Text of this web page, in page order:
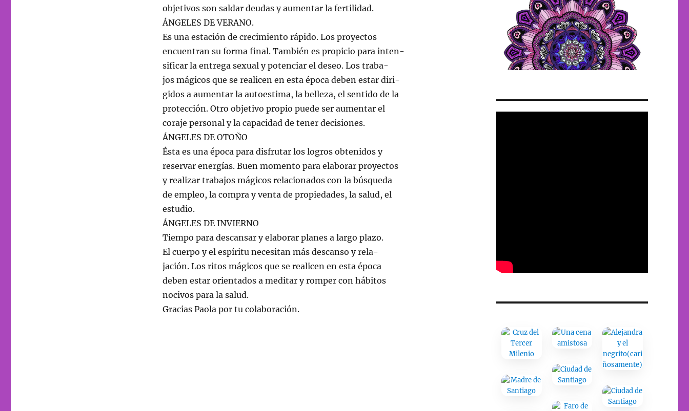
objetivos son saldar deudas y aumentar la fertilidad.
ÁNGELES DE VERANO.
Es una estación de crecimiento rápido. Los proyectos
encuentran su forma final. También es propicio para inten-
sificar la entrega sexual y potenciar el deseo. Los traba-
jos mágicos que se realicen en esta época deben estar diri-
gidos a aumentar la autoestima, la belleza, el sentido de la
protección. Otro objetivo propio puede ser aumentar el
coraje personal y la capacidad de tener decisiones.
ÁNGELES DE OTOÑO
Ésta es una época para disfrutar los logros obtenidos y
reservar energías. Buen momento para elaborar proyectos
y realizar trabajos mágicos relacionados con la búsqueda
de empleo, la compra y venta de propiedades, la salud, el
estudio.
ÁNGELES DE INVIERNO
Tiempo para descansar y elaborar planes a largo plazo.
El cuerpo y el espíritu necesitan más descanso y rela-
jación. Los ritos mágicos que se realicen en esta época
deben estar orientados a meditar y romper con hábitos
nocivos para la salud.
Gracias Paola por tu colaboración.